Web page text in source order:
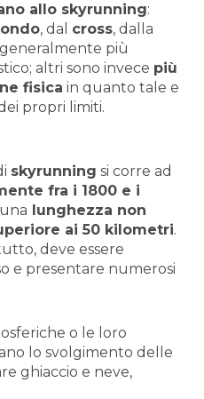
allo skyrunning:
, dal cross, dalla
più
altri sono invece più
fisica in quanto tale e
propri limiti.
skyrunning si corre ad
fra i 1800 e i
lunghezza non
ai 50 kilometri.
deve essere
e presentare numerosi
o le loro
lo svolgimento delle
ghiaccio e neve,